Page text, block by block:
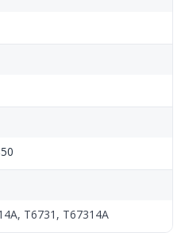
T6731, T67314A